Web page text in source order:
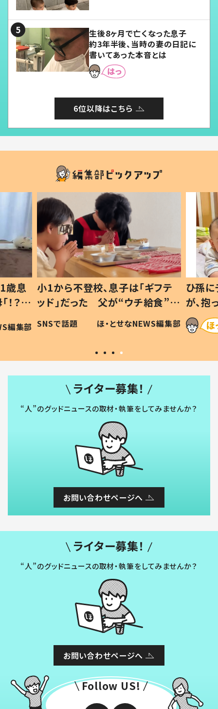
生後8ヶ月で亡くなった息子
約3年半後、当時の妻の日記に
書いてあった本音とは
6位以降はこちら
歳息
？」
編集部
小1から不登校、息子は「ギフテ
ッド」だった 父が“ウチ給食”を
作り続ける理由とは #令和の親
#令和の子
SNSで話題 ほ・とせなNEWS編集部
ひ孫
が、
「涙が
い」
ライター募集！
“人”のグッドニュースの取材・執筆をしてみませんか？
お問い合わせページへ
ライター募集！
“人”のグッドニュースの取材・執筆をしてみませんか？
お問い合わせページへ
Follow US!